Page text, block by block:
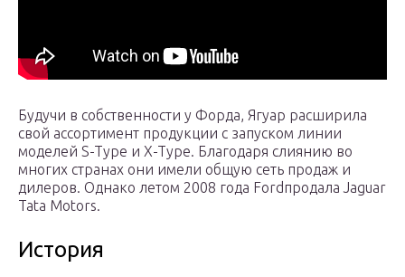
Будучи в собственности у Форда, Ягуар расширила
свой ассортимент продукции с запуском линии
моделей S-Type и X-Type. Благодаря слиянию во
многих странах они имели общую сеть продаж и
дилеров. Однако летом 2008 года Fordпродала Jaguar
Tata Motors.
История